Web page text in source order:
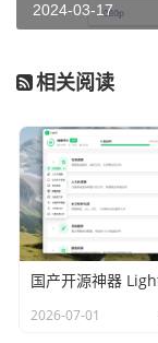
2024-03-17
相关阅读
2026-07-01